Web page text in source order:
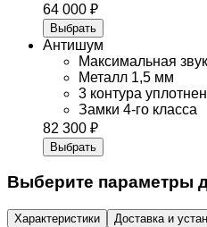
64 000 ₽
Выбрать
Антишум
Максимальная
Металл 1,5 мм
3 контура
Замки 4-го класса
82 300 ₽
Выбрать
Выберите параметры
Характеристики Доставка и